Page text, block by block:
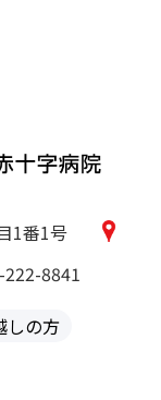
1番1号
222-8841
しの方